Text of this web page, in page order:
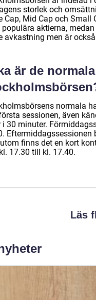
storlek och
Cap, Mid Cap och
aktierna,
avkastning men är
är de
normala
sessionen, även
i 30 minuter.
finns det en kort
17.30 till kl. 17.40.
Läs